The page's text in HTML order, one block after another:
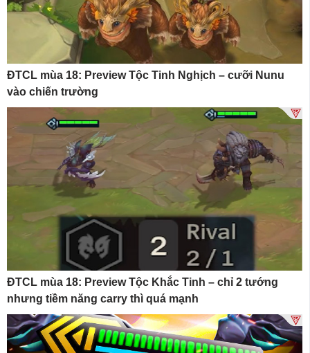
ĐTCL mùa 18: Preview Tộc Tinh Nghịch – cưỡi Nunu
vào chiến trường
ĐTCL mùa 18: Preview Tộc Khắc Tinh – chỉ 2 tướng
nhưng tiềm năng carry thì quá mạnh